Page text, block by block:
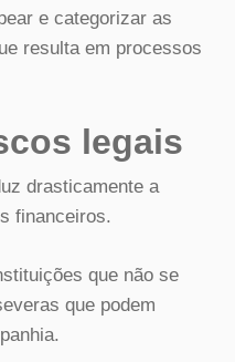
e categorizar as
resulta em processos
legais
drasticamente a
financeiros.
que não se
que podem